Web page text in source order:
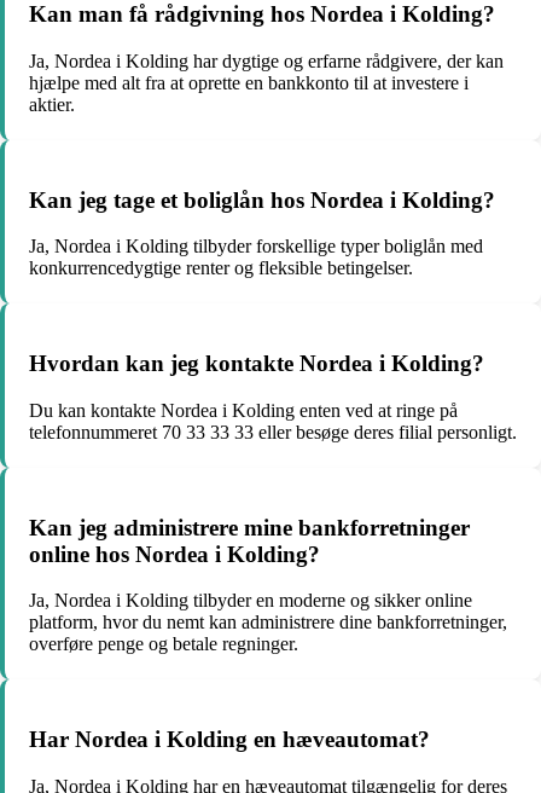
Kan man få rådgivning hos Nordea i Kolding?
Ja, Nordea i Kolding har dygtige og erfarne rådgivere, der kan
hjælpe med alt fra at oprette en bankkonto til at investere i
aktier.
Kan jeg tage et boliglån hos Nordea i Kolding?
Ja, Nordea i Kolding tilbyder forskellige typer boliglån med
konkurrencedygtige renter og fleksible betingelser.
Hvordan kan jeg kontakte Nordea i Kolding?
Du kan kontakte Nordea i Kolding enten ved at ringe på
telefonnummeret 70 33 33 33 eller besøge deres filial personligt.
Kan jeg administrere mine bankforretninger
online hos Nordea i Kolding?
Ja, Nordea i Kolding tilbyder en moderne og sikker online
platform, hvor du nemt kan administrere dine bankforretninger,
overføre penge og betale regninger.
Har Nordea i Kolding en hæveautomat?
Ja, Nordea i Kolding har en hæveautomat tilgængelig for deres